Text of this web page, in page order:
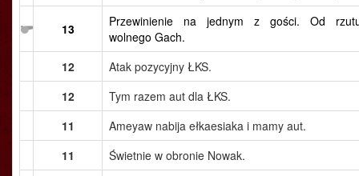
13
Przewinienie na jednym z gości. Od
wolnego Gach.
12
Atak pozycyjny ŁKS.
12
Tym razem aut dla ŁKS.
11
Ameyaw nabija ełkaesiaka i mamy aut.
11
Świetnie w obronie Nowak.